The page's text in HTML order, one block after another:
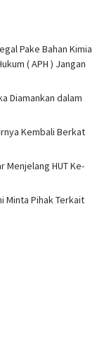
Pake Bahan Kimia
( APH ) Jangan
Diamankan dalam
Kembali Berkat
Menjelang HUT Ke-
Minta Pihak Terkait